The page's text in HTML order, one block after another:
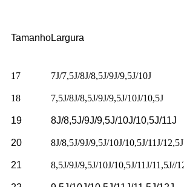
TamanhoLargura
17 7J/7,5J/8J/8,5J/9J/9,5J/10J
18 7,5J/8J/8,5J/9J/9,5J/10J/10,5J
19 8J/8,5J/9J/9,5J/10J/10,5J/11J
20 8J/8,5J/9J/9,5J/10J/10,5J/11J/12,5J
21 8,5J/9J/9,5J/10J/10,5J/11J/11,5J//